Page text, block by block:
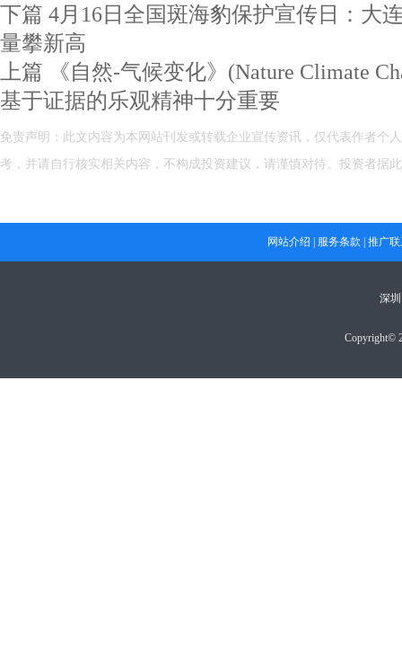
下篇 4月16日全国斑海豹保护宣传日：大
量攀新高
上篇
《自然-气候变化》(Nature Climate
基于证据的乐观精神十分重要
免责声明：此文内容为本网站刊发或转载企业宣传资讯，仅代表作者个
考，并请自行核实相关内容，不构成投资建议，请谨慎对待。投资者据
网站介绍 服务条款 推广
深
Copyright©